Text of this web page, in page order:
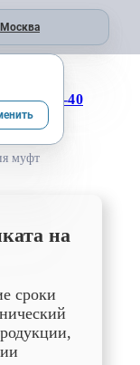
Москва
333-25-40
муфт
на
сроки